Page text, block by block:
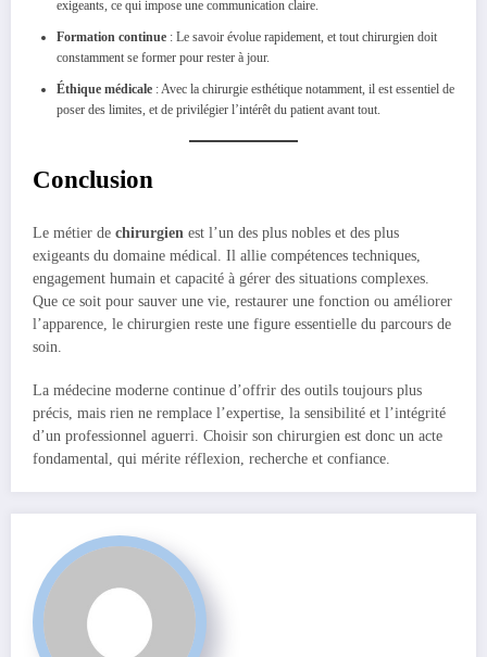
exigeants, ce qui impose une communication claire.
Formation continue : Le savoir évolue rapidement, et tout chirurgien doit
constamment se former pour rester à jour.
Éthique médicale : Avec la chirurgie esthétique notamment, il est essentiel de
poser des limites, et de privilégier l’intérêt du patient avant tout.
Conclusion
Le métier de chirurgien est l’un des plus nobles et des plus
exigeants du domaine médical. Il allie compétences techniques,
engagement humain et capacité à gérer des situations complexes.
Que ce soit pour sauver une vie, restaurer une fonction ou améliorer
l’apparence, le chirurgien reste une figure essentielle du parcours de
soin.
La médecine moderne continue d’offrir des outils toujours plus
précis, mais rien ne remplace l’expertise, la sensibilité et l’intégrité
d’un professionnel aguerri. Choisir son chirurgien est donc un acte
fondamental, qui mérite réflexion, recherche et confiance.